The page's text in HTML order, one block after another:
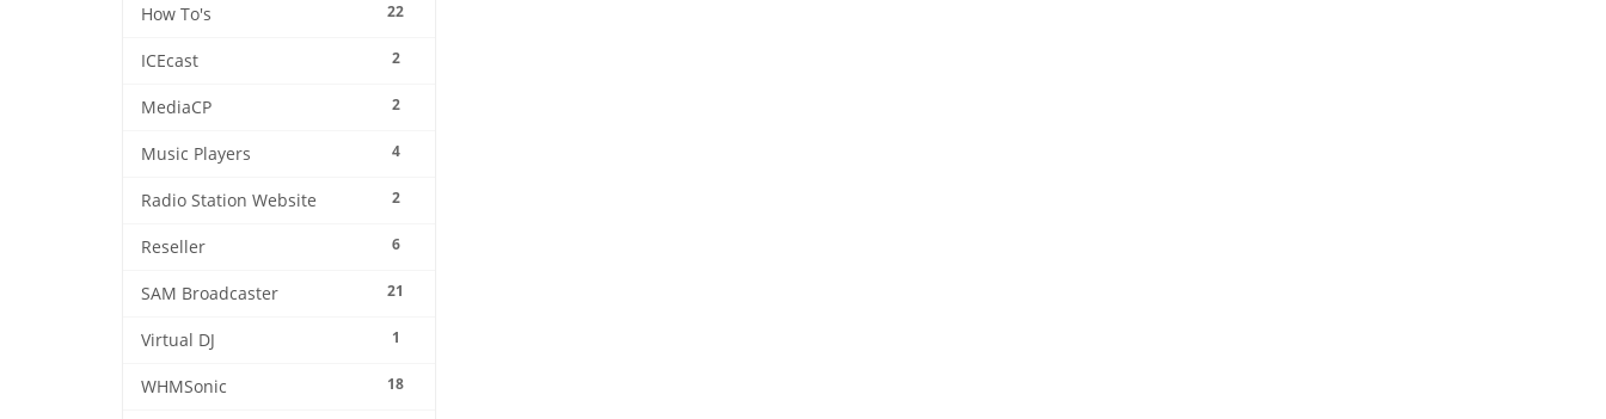
22
How To's
2
ICEcast
2
MediaCP
4
Music Players
2
Radio Station Website
6
Reseller
21
SAM Broadcaster
1
Virtual DJ
18
WHMSonic